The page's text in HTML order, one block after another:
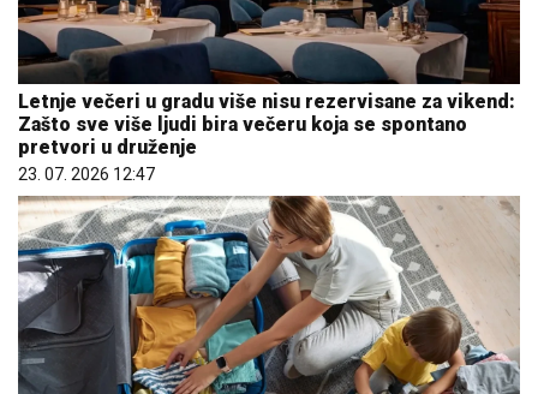
Letnje večeri u gradu više nisu rezervisane za vikend:
Zašto sve više ljudi bira večeru koja se spontano
pretvori u druženje
23. 07. 2026 12:47